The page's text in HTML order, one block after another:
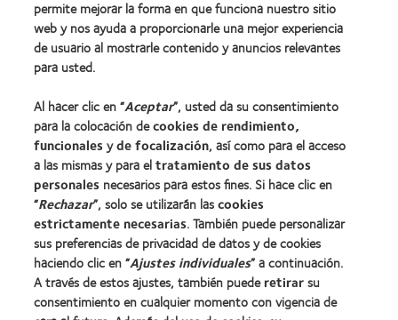
Tecnología para lentes de contacto
Lentes de contacto y visión
Usuario experimentado
Blog
Sobre nosotros
Carreras
Noticias
Contacto
permite mejorar la forma en que funciona nuestro sitio
web y nos ayuda a proporcionarle una mejor experiencia
de usuario al mostrarle contenido y anuncios relevantes
para usted.
Al hacer clic en “Aceptar”, usted da su consentimiento
para la colocación decookies de rendimiento,
funcionalesyde focalización, así como para el acceso
a las mismas y para eltratamiento de sus datos
personales necesarios para estos fines. Si hace clic en
“Rechazar”, solo se utilizarán lascookies
estrictamente necesarias. También puede personalizar
sus preferencias de privacidad de datos y de cookies
haciendo clic en “Ajustes individuales” a continuación.
A través de estos ajustes, también puederetirarsu
consentimiento en cualquier momento con vigencia de